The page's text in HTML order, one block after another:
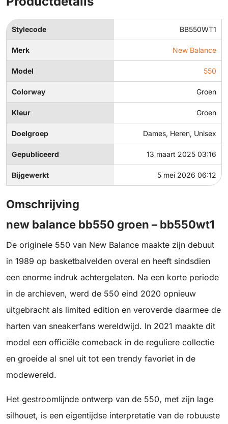
Stylecode BB550WT1
Merk New Balance
Model 550
Colorway Groen
Kleur Groen
Doelgroep Dames, Heren, Unisex
Gepubliceerd 13 maart 2025 03:16
Bijgewerkt 5 mei 2026 06:12
Omschrijving
new balance bb550 groen – bb550wt1
De originele 550 van New Balance maakte zijn debuut
in 1989 op basketbalvelden overal en heeft sindsdien
een enorme indruk achtergelaten. Na een korte periode
in de archieven, werd de 550 eind 2020 opnieuw
uitgebracht als limited edition en veroverde daarmee de
harten van sneakerfans wereldwijd. In 2021 maakte dit
model een officiële comeback in de reguliere collectie
en groeide al snel uit tot een trendy favoriet in de
modewereld.
Het gestroomlijnde ontwerp van de 550, met zijn lage
silhouet, is een eigentijdse interpretatie van de robuuste